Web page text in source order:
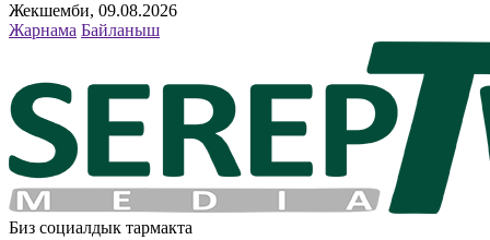
Жекшемби, 09.08.2026
Жарнама Байланыш
Биз социалдык тармакта